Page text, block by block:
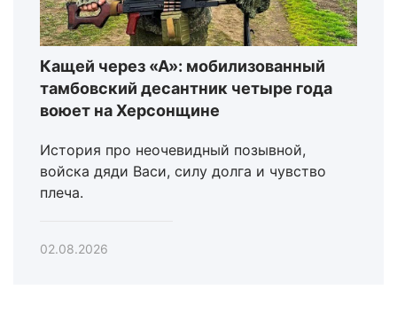
Кащей через «А»: мобилизованный
тамбовский десантник четыре года
воюет на Херсонщине
История про неочевидный позывной,
войска дяди Васи, силу долга и чувство
плеча.
02.08.2026